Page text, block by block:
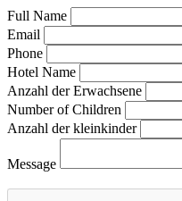
Full Name
Email
Phone
Hotel Name
Anzahl der Erwachsene
Number of Children
Anzahl der kleinkinder
Message